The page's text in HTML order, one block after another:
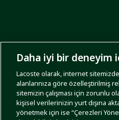
İşlem RehberiSite Haritası
Daha iyi bir deneyim
Lacoste olarak, internet
alanlarınıza göre özelleştirilmiş
sitemizin çalışması için zorunlu
kişisel verilerinizin yurt dışına
yönetmek için ise “Çerezleri